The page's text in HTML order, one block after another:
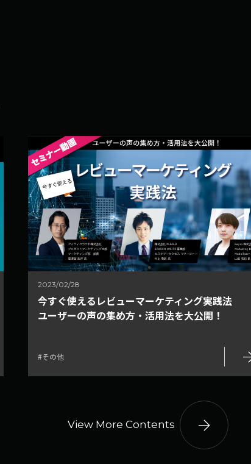
2023/02/28
今すぐ使えるレビューマーケティング実践法
ユーザーの声の集め方・活用法を大公開！
#その他
View More Contents arrow_forward